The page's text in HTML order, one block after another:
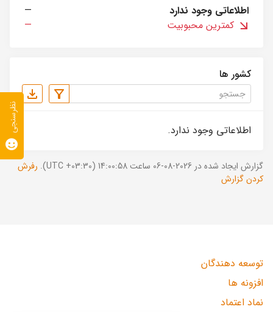
اطلاعاتی وجود ندارد
—
کمترین محبوبیت
—
کشور ها
اطلاعاتی وجود ندارد.
گزارش ایجاد شده در 2026-08-06 ساعت 14:00:58 (UTC +03:30).
رفرش
کردن گزارش
توسعه دهندگان
افزونه ها
نماد اعتماد
نظرسنجی